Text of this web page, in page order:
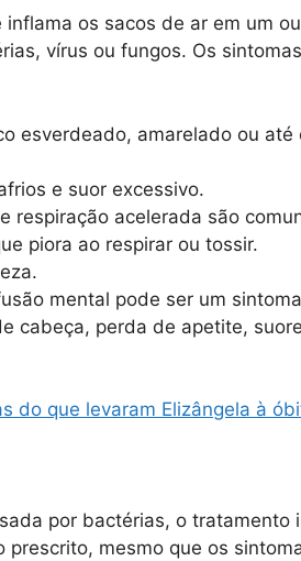
os sacos de ar em um
vírus ou fungos. Os
esverdeado, amarelado ou até
e suor excessivo.
respiração acelerada são
piora ao respirar ou tossir.
mental pode ser um
cabeça, perda de apetite,
do que levaram Elizângela à
por bactérias, o tratamento
prescrito, mesmo que os